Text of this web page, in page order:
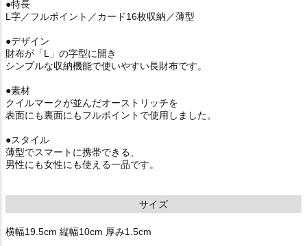
●特長
L字／フルポイント／カード16枚収納／薄型
●デザイン
財布が「L」の字型に開き
シンプルな収納機能で使いやすい長財布です。
●素材
クイルマークが並んだオーストリッチを
表面にも裏面にもフルポイントで使用しました。
●スタイル
薄型でスマートに携帯できる、
男性にも女性にも使える一品です。
サイズ
横幅19.5cm 縦幅10cm 厚み1.5cm